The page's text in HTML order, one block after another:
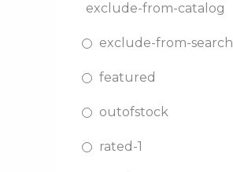
exclude-from-catalog
exclude-from-search
featured
outofstock
rated-1